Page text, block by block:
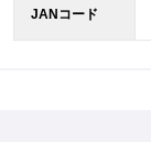
JANコード